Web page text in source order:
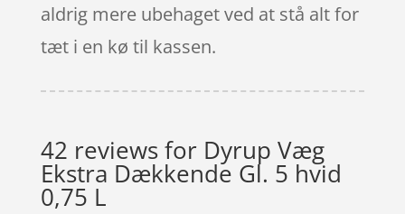
aldrig mere ubehaget ved at stå alt for
tæt i en kø til kassen.
42 reviews for Dyrup Væg
Ekstra Dækkende Gl. 5 hvid
0,75 L